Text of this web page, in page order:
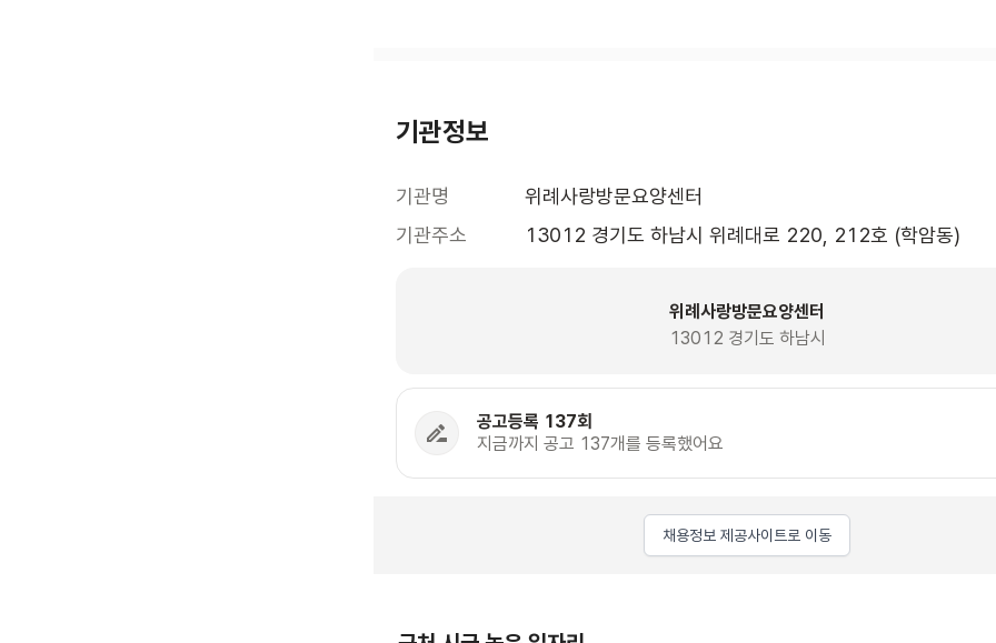
기관정보
기관명
위례사랑방문요양센터
기관주소
13012 경기도 하남시 위례대로 220, 212호 (학암동)
위례사랑방문요양센터
13012 경기도 하남시
공고등록 137회
지금까지 공고 137개를 등록했어요
채용정보 제공사이트로 이동